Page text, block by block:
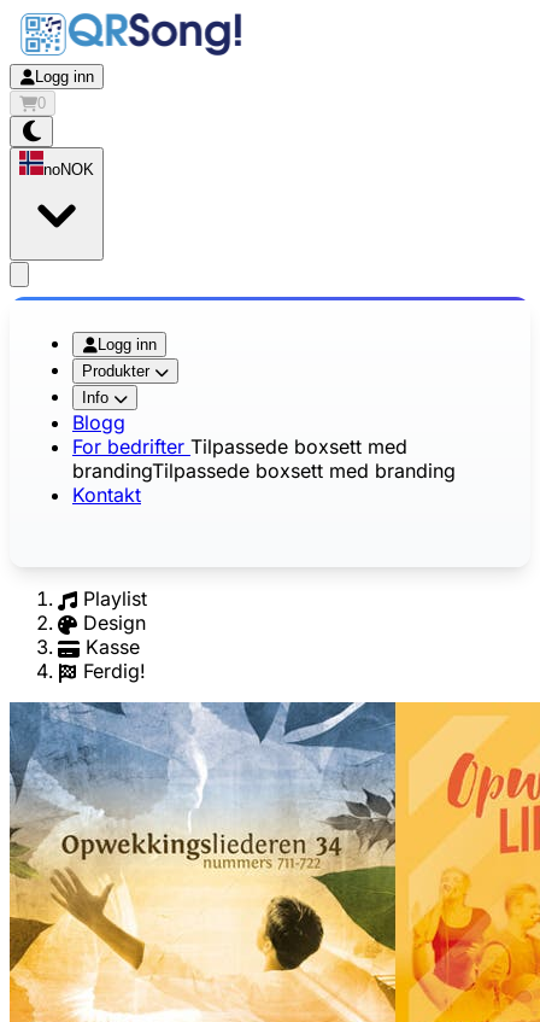
Logg inn
0
noNOK
Logg inn
Produkter
Info
Blogg
For bedrifter Tilpassede boxsett med
brandingTilpassede boxsett med branding
Kontakt
Playlist
Design
Kasse
Ferdig!